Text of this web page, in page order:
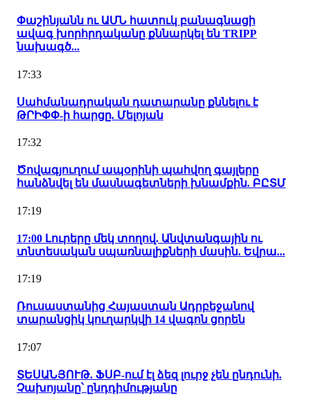
Փաշինյանն ու ԱՄՆ հատուկ բանագնացի
ավագ խորհրդականը քննարկել են TRIPP
նախագծ...
17:33
Սահմանադրական դատարանը քննելու է
ԹՐԻՓՓ-ի հարցը. Մելոյան
17:32
Ծովագյուղում ապօրինի պահվող գայլերը
հանձնվել են մասնագետների խնամքին. ԲԸՏՄ
17:19
17:00 Լուրերը մեկ տողով. Անվտանգային ու
տնտեսական սպառնալիքների մասին. Եվրա...
17:19
Ռուսաստանից Հայաստան Ադրբեջանով
տարանցիկ կուղարկվի 14 վագոն ցորեն
17:07
ՏԵՍԱՆՅՈՒԹ. ՖՍԲ-ում էլ ձեզ լուրջ չեն ընդունի.
Չախոյանը՝ ընդդիմությանը